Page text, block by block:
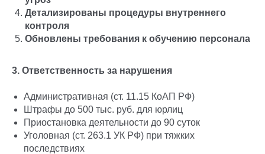
Детализированы процедуры внутреннего
контроля
Обновлены требования к обучению персонала
3. Ответственность за нарушения
Административная (ст. 11.15 КоАП РФ)
Штрафы до 500 тыс. руб. для юрлиц
Приостановка деятельности до 90 суток
Уголовная (ст. 263.1 УК РФ) при тяжких
последствиях